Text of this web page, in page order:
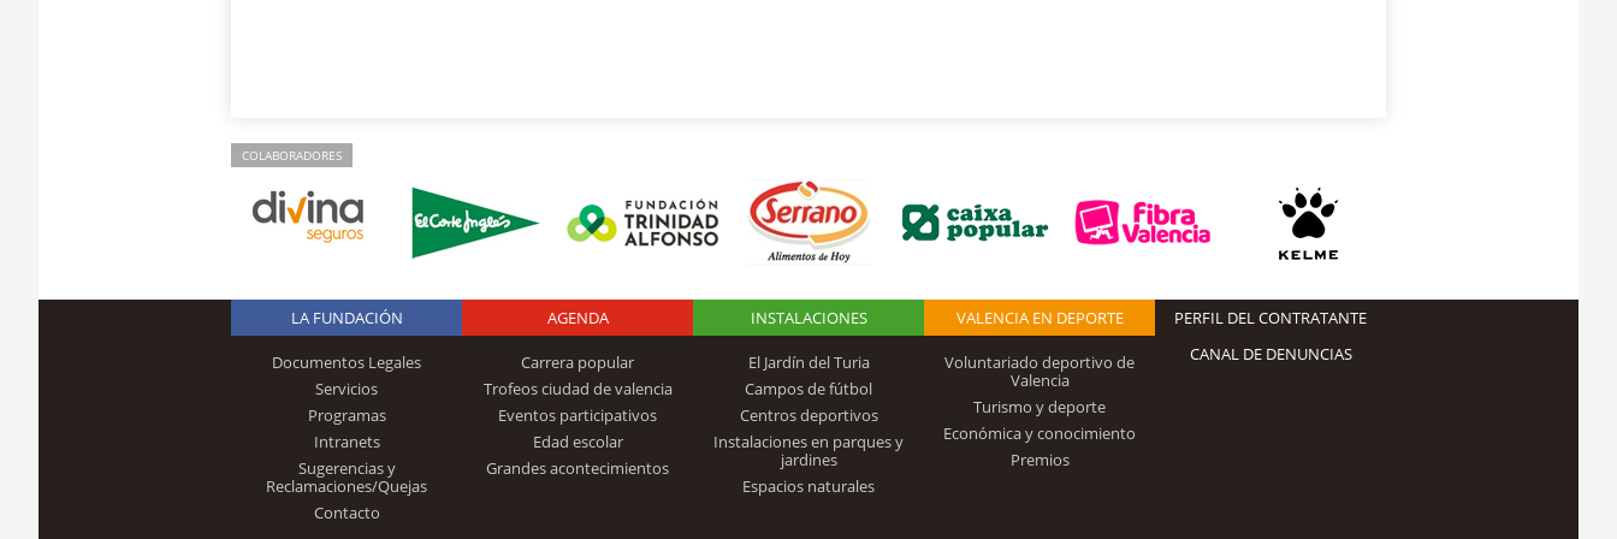
COLABORADORES
Logo Fundación
Trinidad Alfonso
LA FUNDACIÓN
Documentos Legales
Servicios
Programas
Intranets
Sugerencias y
Reclamaciones/Quejas
Contacto
AGENDA
Carrera popular
Trofeos ciudad de valencia
Eventos participativos
Edad escolar
Grandes acontecimientos
INSTALACIONES
El Jardín del Turia
Campos de fútbol
Centros deportivos
Instalaciones en parques y
jardines
Espacios naturales
VALENCIA EN DEPORTE
Voluntariado deportivo de
Valencia
Turismo y deporte
Económica y conocimiento
Premios
PERFIL DEL CONTRATANTE
CANAL DE DENUNCIAS